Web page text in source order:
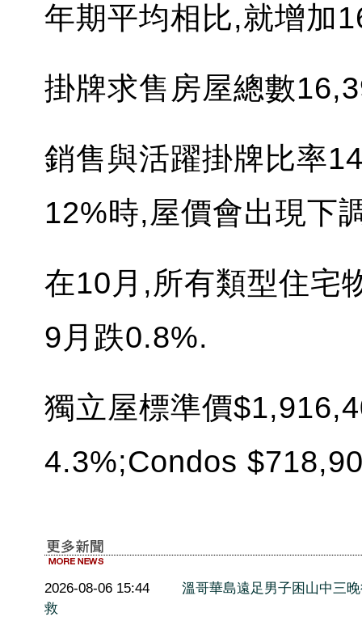
年期平均相比,就增加
掛牌求售房屋總數
銷售與活躍掛牌比率
12%時,屋價會出現下
在10月,所有類型住宅
9月跌0.8%.
獨立屋標準價
4.3%;Condos
2026-08-06 15:44
溫哥華島遠足男子困山中三
救